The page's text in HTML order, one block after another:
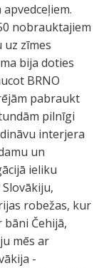
nobrauktajiem
zīmes
bija doties
BRNO
pabraukt
pilnīgi
interjera
un
ieliku
robežas, kur
Čehijā,
mēs ar
-